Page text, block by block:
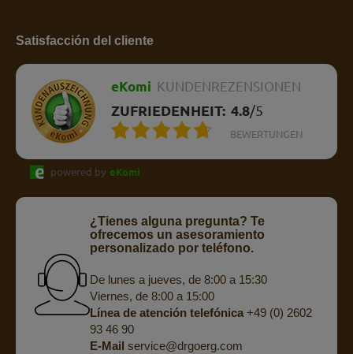
Satisfacción del cliente
eKomi KUNDENREZENSIONEN
ZUFRIEDENHEIT: 4.8/5
BEWERTUNGEN
powered by eKomi
¿Tienes alguna pregunta? Te
ofrecemos un asesoramiento
personalizado por teléfono.
De lunes a jueves, de 8:00 a 15:30
Viernes, de 8:00 a 15:00
Línea de atención telefónica+49 (0) 2602
93 46 90
E-Mail service@drgoerg.com